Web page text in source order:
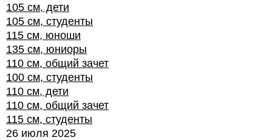
105 см, дети
105 см, студенты
115 см, юноши
135 см, юниоры
110 см, общий зачет
100 см, студенты
110 см, дети
110 см, общий зачет
115 см, студенты
26 июля 2025